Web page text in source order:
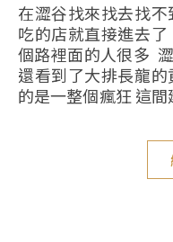
在澀谷找來找去找不到美登利啊…路上看到好像好
吃的店就直接進去
個路裡面的人很多
還看到了大排長龍
的是一整個瘋狂 這